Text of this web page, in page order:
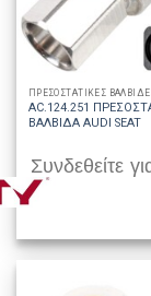
ΠΡΕΣΟΣΤΑΤΙΚΕΣ
AC.124.251
ΒΑΛΒΙΔΑ AUDI SEAT
Συνδεθείτε